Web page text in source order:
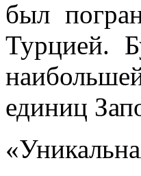
был
Турцией.
единиц